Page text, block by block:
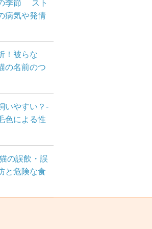
季節 スト
病気や発情
！被らな
の名前のつ
いやすい？-
色による性
の誤飲・誤
と危険な食